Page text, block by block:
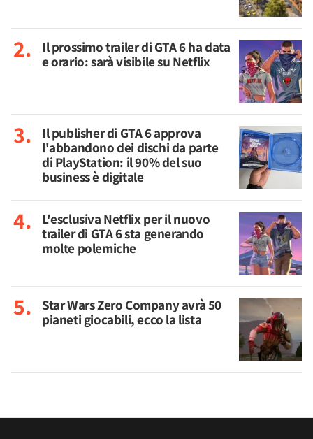
Il prossimo trailer di GTA 6 ha data
e orario: sarà visibile su Netflix
Il publisher di GTA 6 approva
l'abbandono dei dischi da parte
di PlayStation: il 90% del suo
business è digitale
L'esclusiva Netflix per il nuovo
trailer di GTA 6 sta generando
molte polemiche
Star Wars Zero Company avrà 50
pianeti giocabili, ecco la lista